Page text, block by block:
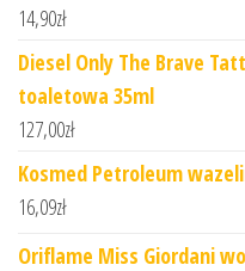
14,90zł
Diesel Only The Brave
toaletowa 35ml
127,00zł
Kosmed Petroleum
16,09zł
Oriflame Miss Giordani